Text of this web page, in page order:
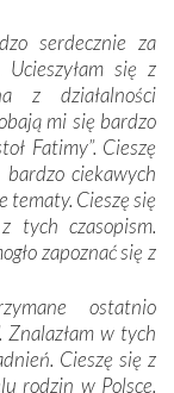
swoją opieką
nacje, które
która zawierza
Bogu i
momenty w
przypominają o
duszę i o łaskę
–
owocuje
prawdy
opowieści
i wodzach,
serdecznie za
się z
z działalności
mi się bardzo
Fatimy”. Cieszę
ciekawych
tematy. Cieszę się
tych czasopism.
zapoznać się z
ostatnio
Znalazłam w tych
Cieszę się z
rodzin w Polsce.